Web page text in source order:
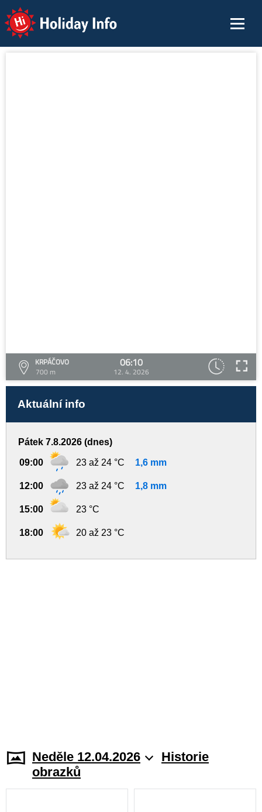
Holiday Info
KRPÁČOVO
700 m
06:10
12. 4. 2026
Aktuální info
Pátek 7.8.2026 (dnes)
09:00 23 až 24 °C 1,6 mm
12:00 23 až 24 °C 1,8 mm
15:00 23 °C
18:00 20 až 23 °C
Neděle 12.04.2026
Historie
obrazků